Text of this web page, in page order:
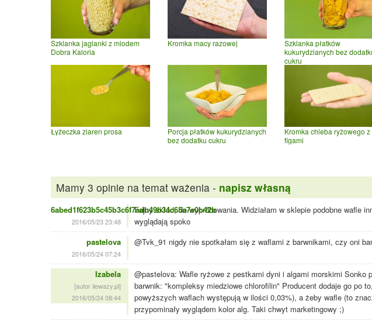
Szklanka jaglanki z miodem
Dobra Kaloria
Kromka macy razowej
Szklanka płatków
kukurydzianych bez
cukru
Łyżeczka ziaren prosa
Porcja płatków kukurydzianych
bez dodatku cukru
Kromka chleba ryżowego z
figami
Mamy 3 opinie na temat ważenia - napisz własną
6abed1f623b5c45b3c6f7adb49b34c65a7e0b42b
2016/05/23 23:48
Fajny skład, do wypróbowania. Widziałam w sklepie podobne wafle
wyglądają spoko
pastelova
2016/05/24 07:24
@Tvk_91 nigdy nie spotkałam się z waflami z barwnikami, czy oni
Izabela
[autor ilewazy.pl]
2016/05/24 08:44
@pastelova: Wafle ryżowe z pestkami dyni i algami morskimi Sonko
barwnik: "kompleksy miedziowe chlorofilin" Producent dodaje go po
powyższych waflach występują w ilości 0,03%), a żeby wafle (to
przypominały wyglądem kolor alg. Taki chwyt marketingowy ;)